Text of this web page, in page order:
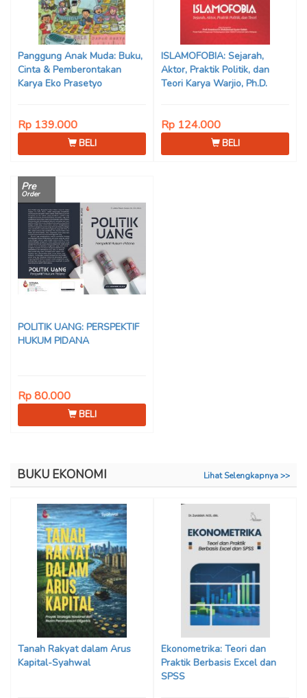
Panggung Anak Muda: Buku,
Cinta & Pemberontakan
Karya Eko Prasetyo
Rp 139.000
BELI
ISLAMOFOBIA: Sejarah,
Aktor, Praktik Politik, dan
Teori Karya Warjio, Ph.D.
Rp 124.000
BELI
Pre
Order
POLITIK UANG: PERSPEKTIF
HUKUM PIDANA
Rp 80.000
BELI
BUKU EKONOMI Lihat Selengkapnya >>
Tanah Rakyat dalam Arus
Kapital-Syahwal
Ekonometrika: Teori dan
Praktik Berbasis Excel dan
SPSS